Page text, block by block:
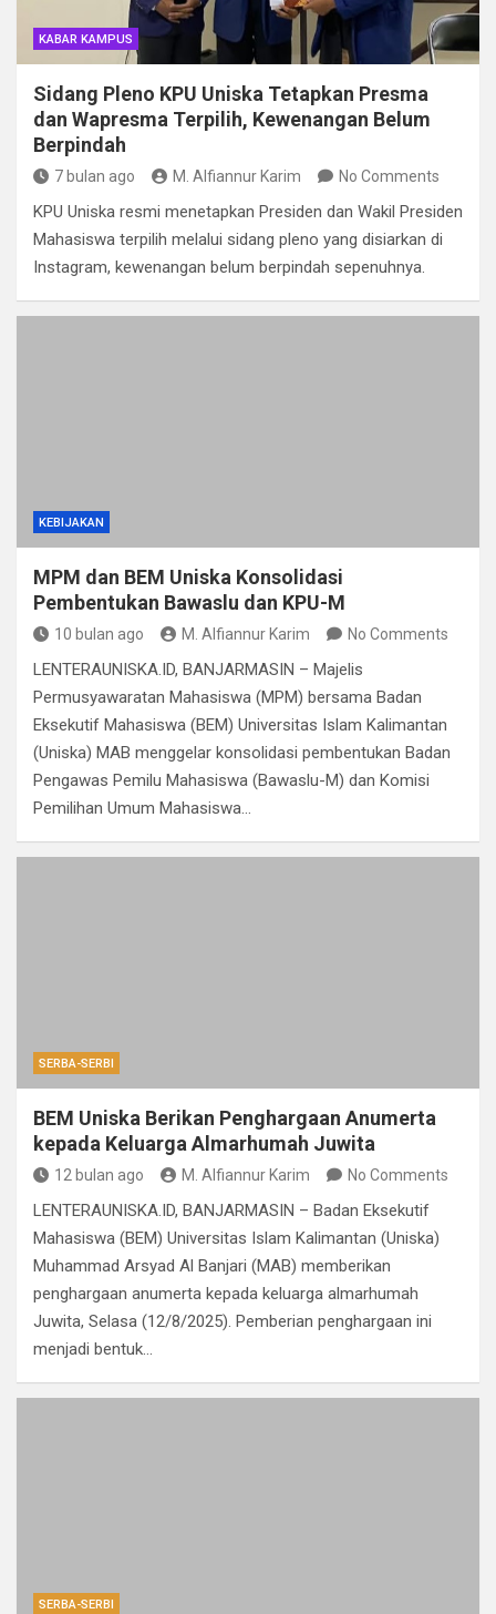
KABAR KAMPUS
Sidang Pleno KPU Uniska Tetapkan Presma
dan Wapresma Terpilih, Kewenangan Belum
Berpindah
7 bulan ago M. Alfiannur Karim No Comments
KPU Uniska resmi menetapkan Presiden dan Wakil Presiden
Mahasiswa terpilih melalui sidang pleno yang disiarkan di
Instagram, kewenangan belum berpindah sepenuhnya.
KEBIJAKAN
MPM dan BEM Uniska Konsolidasi
Pembentukan Bawaslu dan KPU-M
10 bulan ago M. Alfiannur Karim No Comments
LENTERAUNISKA.ID, BANJARMASIN – Majelis
Permusyawaratan Mahasiswa (MPM) bersama Badan
Eksekutif Mahasiswa (BEM) Universitas Islam Kalimantan
(Uniska) MAB menggelar konsolidasi pembentukan Badan
Pengawas Pemilu Mahasiswa (Bawaslu-M) dan Komisi
Pemilihan Umum Mahasiswa…
SERBA-SERBI
BEM Uniska Berikan Penghargaan Anumerta
kepada Keluarga Almarhumah Juwita
12 bulan ago M. Alfiannur Karim No Comments
LENTERAUNISKA.ID, BANJARMASIN – Badan Eksekutif
Mahasiswa (BEM) Universitas Islam Kalimantan (Uniska)
Muhammad Arsyad Al Banjari (MAB) memberikan
penghargaan anumerta kepada keluarga almarhumah
Juwita, Selasa (12/8/2025). Pemberian penghargaan ini
menjadi bentuk…
SERBA-SERBI